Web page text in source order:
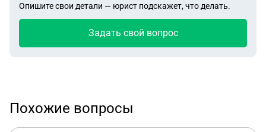
Опишите свои детали — юрист подскажет, что делать.
Задать свой вопрос
Похожие вопросы